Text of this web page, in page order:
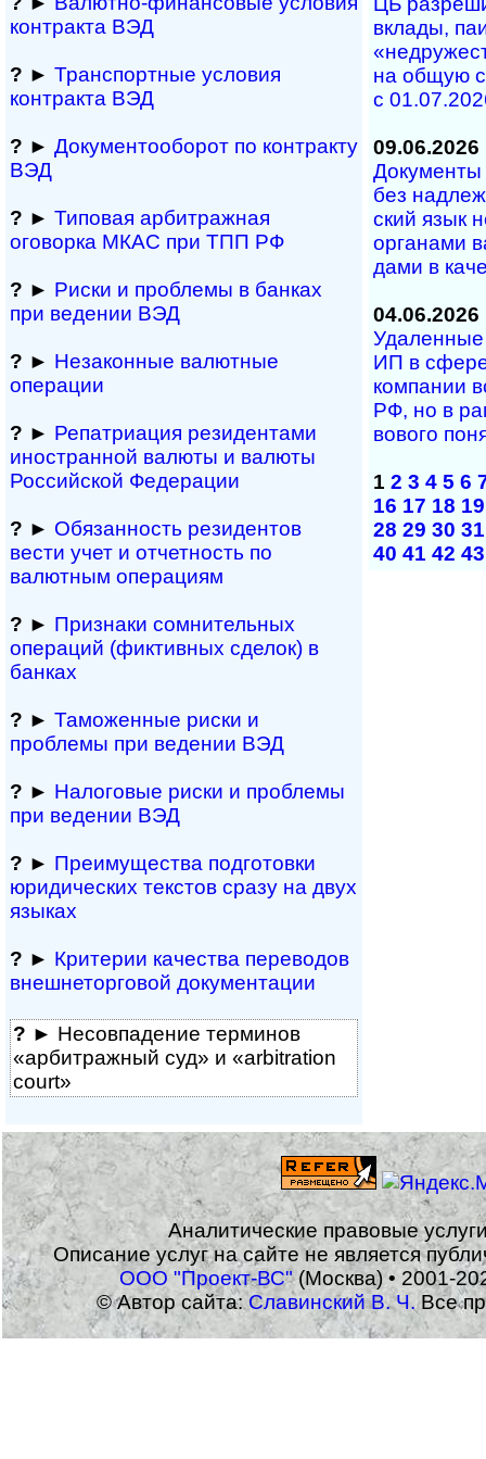
контракта ВЭД
? ► Транспортные условия
контракта ВЭД
? ► Документооборот по контракту
ВЭД
? ► Типовая арбитражная
оговорка МКАС при ТПП РФ
? ► Риски и проблемы в банках
при ведении ВЭД
? ► Незаконные валютные
операции
? ► Репатриация ре­зи­ден­та­ми
иностранной ва­лю­ты и валюты
Рос­сий­ской Федерации
? ► Обязанность резиден­тов
вести учет и отчетность по
валютным операциям
? ► Признаки сомнитель­ных
операций (фиктивных сделок) в
банках
? ► Таможенные риски и
проблемы при ведении ВЭД
? ► Налоговые риски и проблемы
при ведении ВЭД
? ► Преимущества под­гото­вки
юри­ди­чес­ких тек­с­тов сразу на двух
языках
? ► Критерии качества переводов
внешне­тор­го­вой документации
? ► Несовпадение терминов
«арбитражный суд» и «arbitration
court»
вкла­ды,
на об­щую
с
09.06.2026
Документы
без
ский язык
ор­га­на­ми
да­ми в
04.06.2026
Удаленные
ИП в
ком­па­нии
РФ, но в
во­во­го
1 2 3 4 5 6
16 17 18 19
28 29 30 31
40 41 42 43
Аналитические правовые
Описание услуг на сайте не является
ООО "Проект-ВС"(Москва) • 2001-
© Автор сайта:Славинский В. Ч.Все